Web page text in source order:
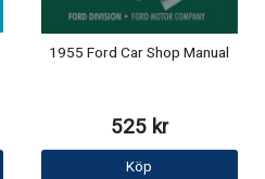
1955 Ford Car Shop Manual
525 kr
Köp